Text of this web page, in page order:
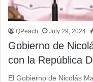
QPeach July 29, 2024
Gobierno de
con la República
El Gobierno de Nicolás